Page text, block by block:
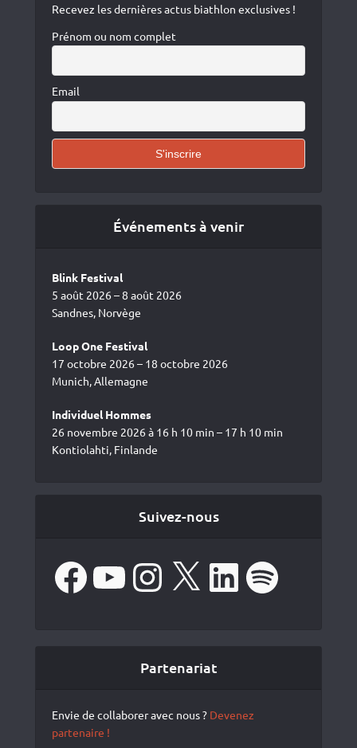
Recevez les dernières actus biathlon exclusives !
Prénom ou nom complet
Email
Événements à venir
Blink Festival
5 août 2026 – 8 août 2026
Sandnes, Norvège
Loop One Festival
17 octobre 2026 – 18 octobre 2026
Munich, Allemagne
Individuel Hommes
26 novembre 2026 à 16 h 10 min – 17 h 10 min
Kontiolahti, Finlande
Suivez-nous
FacebookYouTube Instagram LinkedIn Spotify
Partenariat
Envie de collaborer avec nous ? Devenez
partenaire !